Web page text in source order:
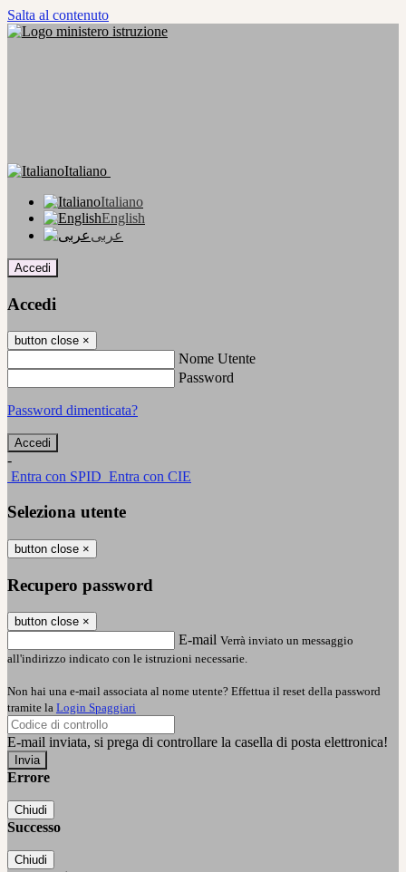
Salta al contenuto
Italiano
Italiano
English
عربى
Accedi
Accedi
button close ×
Nome Utente
Password
Password dimenticata?
-
Entra con SPID Entra con CIE
Seleziona utente
button close ×
Recupero password
button close ×
E-mail Verrà inviato un messaggio
all'indirizzo indicato con le istruzioni necessarie.
Non hai una e-mail associata al nome utente? Effettua il reset della password
tramite la Login Spaggiari
E-mail inviata, si prega di controllare la casella di posta elettronica!
Errore
Chiudi
Successo
Chiudi